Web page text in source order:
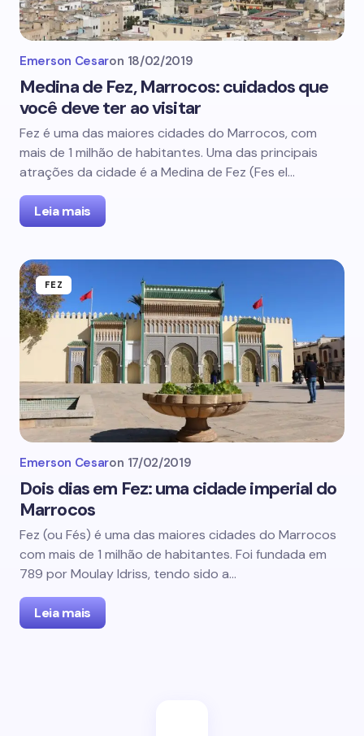
Emerson Cesaron 18/02/2019
Medina de Fez, Marrocos: cuidados que
você deve ter ao visitar
Fez é uma das maiores cidades do Marrocos, com
mais de 1 milhão de habitantes. Uma das principais
atrações da cidade é a Medina de Fez (Fes el…
Leia mais
FEZ
Emerson Cesaron 17/02/2019
Dois dias em Fez: uma cidade imperial do
Marrocos
Fez (ou Fés) é uma das maiores cidades do Marrocos
com mais de 1 milhão de habitantes. Foi fundada em
789 por Moulay Idriss, tendo sido a…
Leia mais